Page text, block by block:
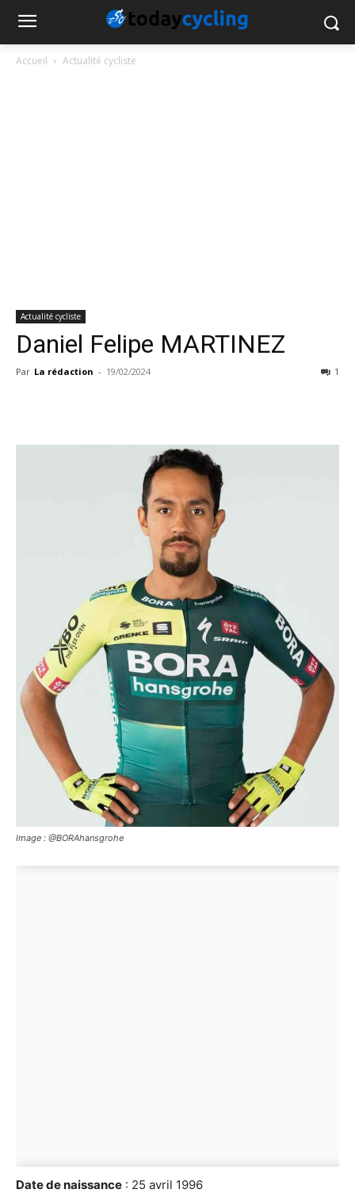
Accueil Actualité cycliste
Actualité cycliste
Daniel Felipe MARTINEZ
Par La rédaction - 19/02/2024 1
Image : @BORAhansgrohe
Date de naissance : 25 avril 1996